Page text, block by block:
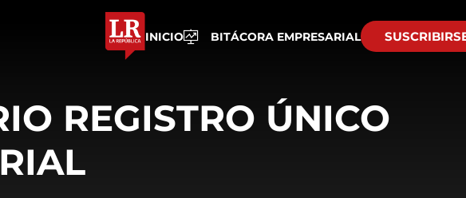
INICIO BITÁCORA EMPRESARIAL
REGISTRO ÚNICO